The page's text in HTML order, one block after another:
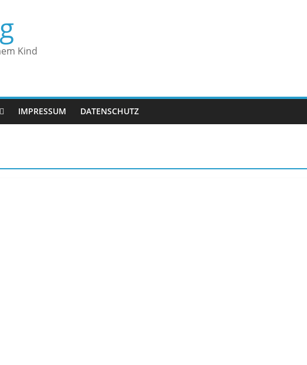
Kind
IMPRESSUM DATENSCHUTZ